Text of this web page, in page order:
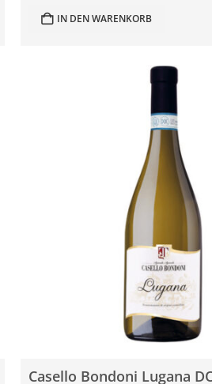
IN DEN WARENKORB
Casello Bondoni Lugana